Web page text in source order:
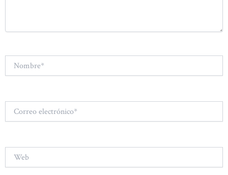
electrónico*